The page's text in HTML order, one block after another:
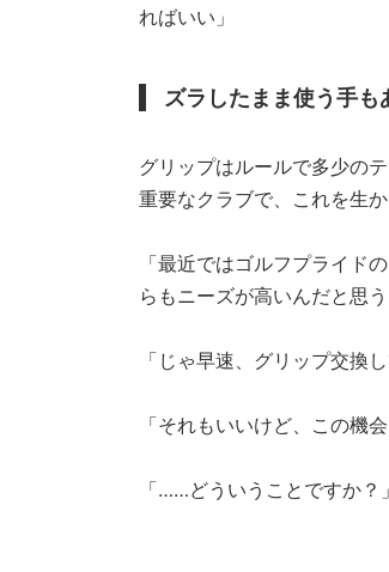
ればいい」
ズラしたまま使う手も
グリップはルールで多少の
重要なクラブで、これを生
「最近ではゴルフプライド
らもニーズが高いんだと思う
「じゃ早速、グリップ交換
「それもいいけど、この機
「……どういうことですか？」